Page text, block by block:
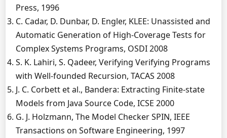
Press, 1996
C. Cadar, D. Dunbar, D. Engler, KLEE: Unassisted and
Automatic Generation of High-Coverage Tests for
Complex Systems Programs, OSDI 2008
S. K. Lahiri, S. Qadeer, Verifying Verifying Programs
with Well-founded Recursion, TACAS 2008
J. C. Corbett et al., Bandera: Extracting Finite-state
Models from Java Source Code, ICSE 2000
G. J. Holzmann, The Model Checker SPIN, IEEE
Transactions on Software Engineering, 1997